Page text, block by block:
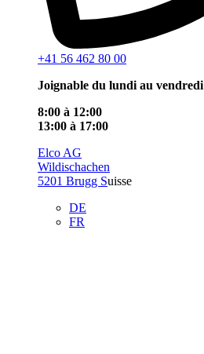
+41 56 462 80 00
Joignable du lundi au vendredi
8:00 à 12:00
13:00 à 17:00
Elco AG
Wildischachen
5201 Brugg Suisse
DE
FR